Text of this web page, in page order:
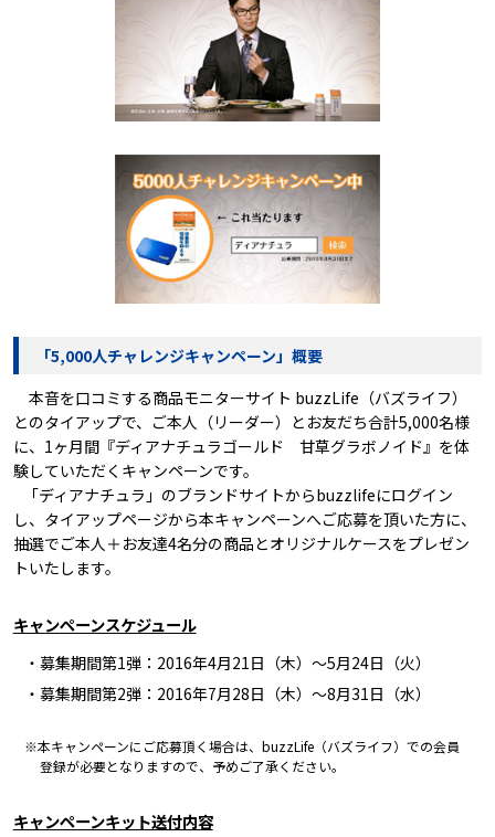
「5,000人チャレンジキャンペーン」概要
本音を口コミする商品モニターサイト buzzLife（バズライフ）
とのタイアップで、ご本人（リーダー）とお友だち合計5,000名様
に、1ヶ月間『ディアナチュラゴールド 甘草グラボノイド』を体
験していただくキャンペーンです。
「ディアナチュラ」のブランドサイトからbuzzlifeにログイン
し、タイアップページから本キャンペーンへご応募を頂いた方に、
抽選でご本人＋お友達4名分の商品とオリジナルケースをプレゼン
トいたします。
キャンペーンスケジュール
・募集期間第1弾：2016年4月21日（木）～5月24日（火）
・募集期間第2弾：2016年7月28日（木）～8月31日（水）
※本キャンペーンにご応募頂く場合は、buzzLife（バズライフ）での会員
登録が必要となりますので、予めご了承ください。
キャンペーンキット送付内容